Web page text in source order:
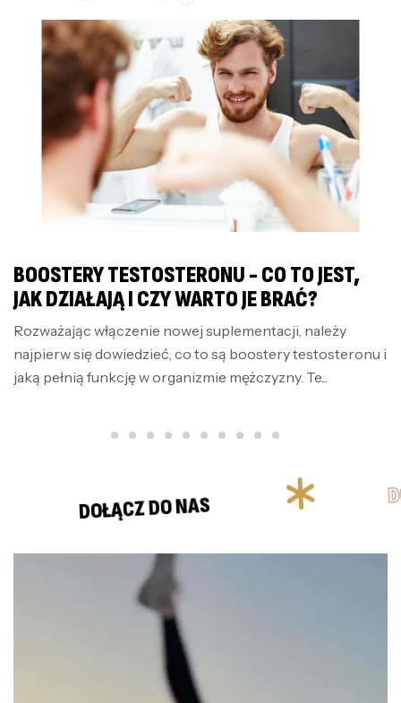
BOOSTERY TESTOSTERONU - CO TO JEST,
JAK DZIAŁAJĄ I CZY WARTO JE BRAĆ?
Rozważając włączenie nowej suplementacji, należy
najpierw się dowiedzieć, co to są boostery testosteronu i
jaką pełnią funkcję w organizmie mężczyzny. Te...
DO NAS DOŁĄCZ DO